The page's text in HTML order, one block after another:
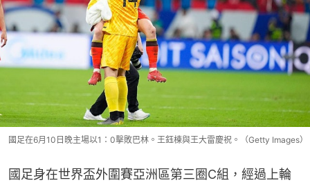
國足在6月10日晚主場以1：0擊敗巴林。王鈺棟與王大雷慶祝。（Getty Images）
國足身在世界盃外圍賽亞洲區第三圈C組，經過上輪